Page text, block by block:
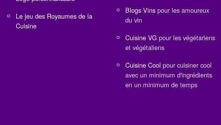
Le jeu des Royaumes de la
Cuisine
Blogs Vins pour les amoureux
du vin
Cuisine VG pour les végétariens
et végétaliens
Cuisine Cool pour cuisiner cool
avec un minimum d'ingrédients
en un minimum de temps